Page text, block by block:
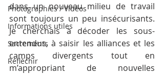
Photographies / Vidéos
Informations utiles
Sacrements
Réfléchir
dans un nouveau milieu de travail
sont toujours un peu insécurisants.
Je cherchais à décoder les sous-
entendus, à saisir les alliances et les
camps divergents tout en
m’appropriant de nouvelles